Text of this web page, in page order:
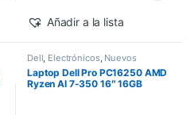
Añadir a la lista
Dell, Electrónicos, Nuevos
Productos
Laptop Dell Pro PC16250 AMD
Ryzen AI 7-350 16″ 16GB